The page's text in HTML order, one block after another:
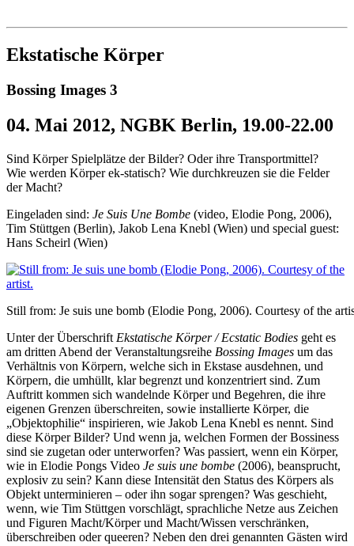
queer-institut
Institut für queer theory
Ekstatische Körper
Bossing Images 3
04. Mai 2012, NGBK Berlin, 19.00-22.00
Sind Körper Spielplätze der Bilder? Oder ihre Transportmittel?
Wie werden Körper ek-statisch? Wie durchkreuzen sie die Felder
der Macht?
Eingeladen sind: Je Suis Une Bombe (video, Elodie Pong, 2006),
Tim Stüttgen (Berlin), Jakob Lena Knebl (Wien) und special guest:
Hans Scheirl (Wien)
Still from: Je suis une bomb (Elodie Pong, 2006). Courtesy of the
Unter der Überschrift Ekstatische Körper / Ecstatic Bodies geht es
am dritten Abend der Veranstaltungsreihe Bossing Images um das
Verhältnis von Körpern, welche sich in Ekstase ausdehnen, und
Körpern, die umhüllt, klar begrenzt und konzentriert sind. Zum
Auftritt kommen sich wandelnde Körper und Begehren, die ihre
eigenen Grenzen überschreiten, sowie installierte Körper, die
„Objektophilie“ inspirieren, wie Jakob Lena Knebl es nennt. Sind
diese Körper Bilder? Und wenn ja, welchen Formen der Bossiness
sind sie zugetan oder unterworfen? Was passiert, wenn ein Körper,
wie in Elodie Pongs Video Je suis une bombe (2006), beansprucht,
explosiv zu sein? Kann diese Intensität den Status des Körpers als
Objekt unterminieren – oder ihn sogar sprengen? Was geschieht,
wenn, wie Tim Stüttgen vorschlägt, sprachliche Netze aus Zeichen
und Figuren Macht/Körper und Macht/Wissen verschränken,
überschreiben oder queeren? Neben den drei genannten Gästen wird